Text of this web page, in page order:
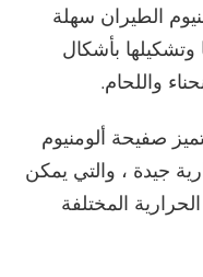
الطيران سهلة
بأشكال
واللحام.
صفيحة ألومنيوم
حرارية جيدة ، والتي يمكن
المختلفة